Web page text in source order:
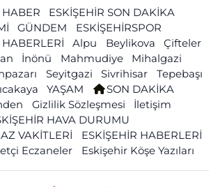
HABER
ESKİŞEHİR SON DAKİKA
GÜNDEM
ESKİŞEHİRSPOR
HABERLERİ
Alpu Beylikova
Çifteler
İnönü Mahmudiye
Mihalgazi
Seyitgazi Sivrihisar
Tepebaşı
YAŞAM
SON DAKİKA
Gizlilik Sözleşmesi
İletişim
HAVA DURUMU
VAKİTLERİ
ESKİŞEHİR HABERLERİ
Eczaneler
Eskişehir Köşe Yazıları